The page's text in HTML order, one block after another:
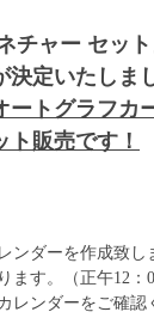
チャー セッ
定いたしま
ートグラフカ
販売です！
ンダーを作成致し
す。（正午12：
レンダーをご確認